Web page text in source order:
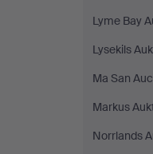
Lyme Bay
Lysekils
Ma San
Markus
Norrlands